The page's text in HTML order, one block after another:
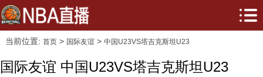
当前位置: 首页> 国际友谊> 中国U23VS塔吉克斯坦U23
国际友谊 中国U23VS塔吉克斯坦U23